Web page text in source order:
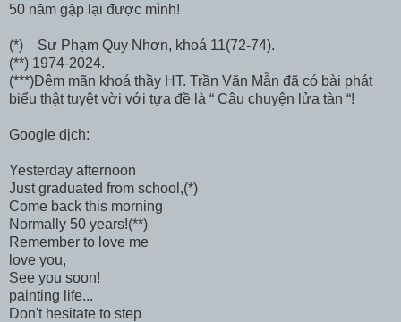
50 năm gặp lại được mình!
(*) Sư Phạm Quy Nhơn, khoá 11(72-74).
(**) 1974-2024.
(***)Đêm mãn khoá thầy HT. Trần Văn Mẫn đã có bài phát
biểu thật tuyệt vời với tựa đề là “ Câu chuyện lửa tàn “!
Google dịch:
Yesterday afternoon
Just graduated from school,(*)
Come back this morning
Normally 50 years!(**)
Remember to love me
love you,
See you soon!
painting life...
Don't hesitate to step